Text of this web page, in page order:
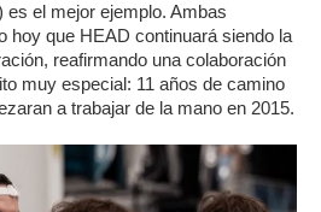
es el mejor ejemplo. Ambas
hoy que HEAD continuará siendo la
reafirmando una colaboración
muy especial: 11 años de camino
a trabajar de la mano en 2015.